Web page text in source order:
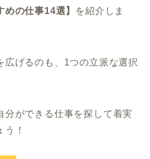
めの仕事14選】
を紹介しま
広げるのも、1つの立派な選択
分ができる仕事を探して着実
！